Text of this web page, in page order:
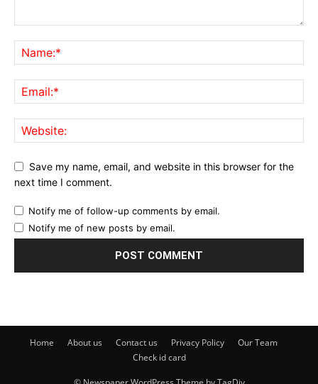
Save my name, email, and website in this browser for the
next time I comment.
Notify me of follow-up comments by email.
Notify me of new posts by email.
Home About us Contact us Privacy Policy
Our Team
Check id card